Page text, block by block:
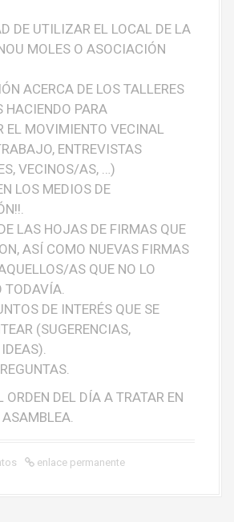
DE UTILIZAR EL LOCAL DE LA
MOLES O ASOCIACIÓN
ACERCA DE LOS TALLERES
HACIENDO PARA
EL MOVIMIENTO VECINAL
ENTREVISTAS
VECINOS/AS, …)
LOS MEDIOS DE
LAS HOJAS DE FIRMAS QUE
ASÍ COMO NUEVAS FIRMAS
AS QUE NO LO
TODAVÍA.
DE INTERÉS QUE SE
(SUGERENCIAS,
ORDEN DEL DÍA A TRATAR EN
enlace permanente